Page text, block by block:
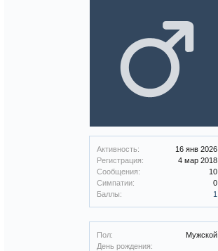
Активность:
16 янв 2026
Регистрация:
4 мар 2018
Сообщения:
10
Симпатии:
0
Баллы:
1
Пол:
Мужской
День рождения: